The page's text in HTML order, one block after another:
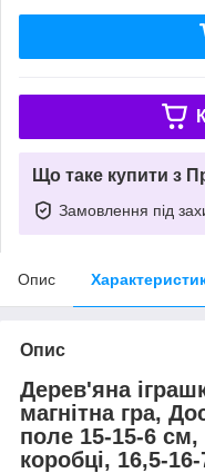
Що таке купити з
Замовлення під
Опис
Опис
Дерев'яна
магнітна гра,
поле 15-15-6
коробці, 16,5-